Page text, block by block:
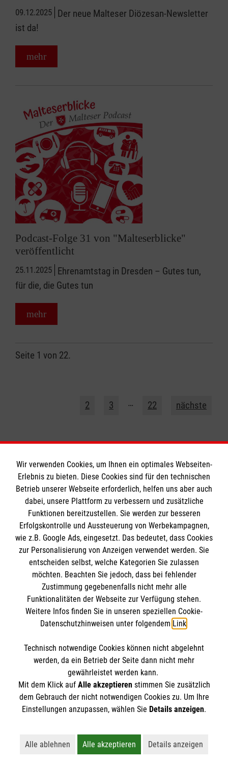
09.12.2025 Der neue Malteser Diözesan-Newsletter
ist da!
mehr
Podcast-Folge 31 von "Malteserblicke"
veröffentlicht
25.11.2025 Ehrenamtstag in Dresden – Gutes tun,
für die, die Gutes tun
mehr
Seite 1 von 22.
2 3 … 22 nächste
Informationen
Impressum
Datenschutz
Barrierefreiheit
Kontakt
Die Malteser
Malteser in Deutschland
Malteserorden
Sharepoint
Spendenkonto
Bank: Pax-Bank für Kirche und Caritas eG
IBAN: DE94 3706 0120 1201 2270 18
BIC: GENODED1PA7
So finden Sie uns
Am kleinen Hain 28
15907 Lübben
Email:nadine.huebner@malteser.org
Der Malteser Hilfsdienst e.V. ist als eingetragene
Gewerbesteuer befreit.
Wir verwenden Cookies, um Ihnen ein optimales Webseiten-
Erlebnis zu bieten. Diese Cookies sind für den technischen
Betrieb unserer Webseite erforderlich, helfen uns aber auch
dabei, unsere Plattform zu verbessern und zusätzliche
Funktionen bereitzustellen. Sie werden zur besseren
Erfolgskontrolle und Aussteuerung von Werbekampagnen,
wie z.B. Google Ads, eingesetzt. Das bedeutet, dass Cookies
zur Personalisierung von Anzeigen verwendet werden. Sie
entscheiden selbst, welche Kategorien Sie zulassen
möchten. Beachten Sie jedoch, dass bei fehlender
Zustimmung gegebenenfalls nicht mehr alle
Funktionalitäten der Webseite zur Verfügung stehen.
Weitere Infos finden Sie in unseren speziellen Cookie-
Datenschutzhinweisen unter folgendem Link.
Technisch notwendige Cookies können nicht abgelehnt
werden, da ein Betrieb der Seite dann nicht mehr
gewährleistet werden kann.
Mit dem Klick auf Alle akzeptierenstimmen Sie zusätzlich
dem Gebrauch der nicht notwendigen Cookies zu. Um Ihre
Einstellungen anzupassen, wählen Sie Details anzeigen.
Alle ablehnen
Lehnt alle nicht-essentiellen Cookies ab
Alle akzeptieren
Akzeptiert alle Cookies
Details anzeigen